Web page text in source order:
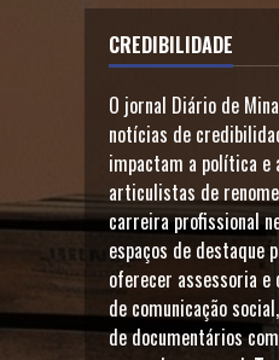
CREDIBILIDADE
O jornal Diário de
notícias de
impactam a política e
articulistas de
carreira profissional
espaços de destaque
oferecer assessoria
de comunicação
de documentários